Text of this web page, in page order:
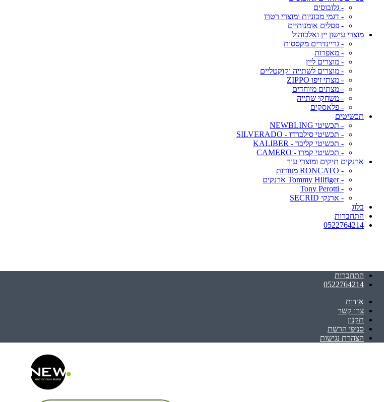
- גלובוסים
- דגמי מכוניות ומוצרי רטרו
- פסלים אומנותיים
מוצרי עישון יין ואלכוהול
- גריינדרים מקססות
- מאפרות
- מוצרים ליין
- מוצרים לשתייה וקוקטליים
- מצתי זיפו ZIPPO
- מצתים מיוחדים
- משחקי שתייה
- פלאסקים
תכשיטים
- תכשיטי NEWBLING
- תכשיטי סילברדו - SILVERADO
- תכשיטי קליבר - KALIBER
- תכשיטי קמרו - CAMERO
ארנקים תיקים ומוצרי עור
- RONCATO מזוודות
- Tommy Hilfiger ארנקים
- Tony Perotti
- ארנקי SECRID
בלוג
התחברות
0522764214
התחברות
0522764214
אודות
צרו קשר
תקנון
סניפי הרשת
הצהרת נגישות